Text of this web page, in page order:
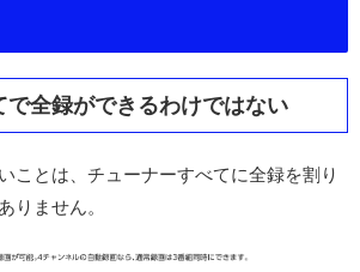
で全録ができるわけではない
ことは、チューナーすべてに全録を割り
りません。